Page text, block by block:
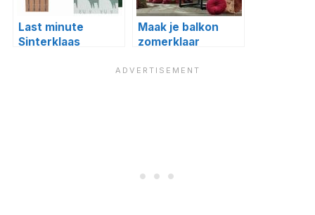
Last minute
Sinterklaas
Maak je balkon
zomerklaar